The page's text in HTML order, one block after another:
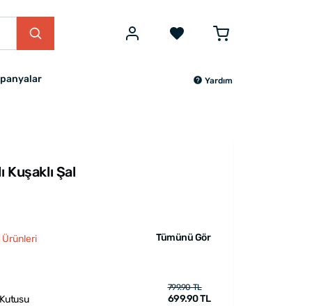
Yardım
Kuşaklı Şal
Ürünleri Tümünü Gör
799.90 TL
699.90 TL